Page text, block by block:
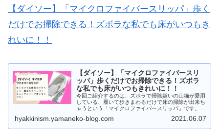
【ダイソー】「マイクロファイバースリッパ」歩く
だけでお掃除できる！ズボラな私でも床がいつもき
れいに！！
【ダイソー】「マイクロファイバースリ
ッパ」歩くだけでお掃除できる！ズボラ
な私でも床がいつもきれいに！！
今回ご紹介するのは、ズボラで掃除嫌いの山猫が愛用
している、履いて歩きまわるだけで床の掃除が出来ち
ゃうという「マイクロファイバースリッパ」です。
個人的には、一人暮らしの方にもおすすめ！掃除が好
きではない人の救世主になるかも！！
hyakkinism.yamaneko-blog.com 2021.06.07